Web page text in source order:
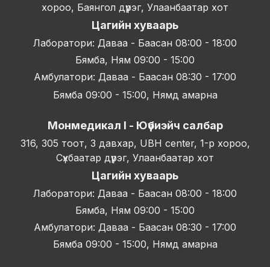
хороо, Баянгол дүүрэг, Улаанбаатар хот
Цагийн хуваарь
Лаборатори: Даваа - Баасан 08:00 - 18:00
Бямба, Ням 09:00 - 15:00
Амбулатори: Даваа - Баасан 08:30 - 17:00
Бямба 09:00 - 15:00, Нямд амарна
Монмедикал I - Юүбиэйч салбар
316, 305 тоот, 3 давхар, UBH center, 1-р хороо,
Сүхбаатар дүүрэг, Улаанбаатар хот
Цагийн хуваарь
Лаборатори: Даваа - Баасан 08:00 - 18:00
Бямба, Ням 09:00 - 15:00
Амбулатори: Даваа - Баасан 08:30 - 17:00
Бямба 09:00 - 15:00, Нямд амарна